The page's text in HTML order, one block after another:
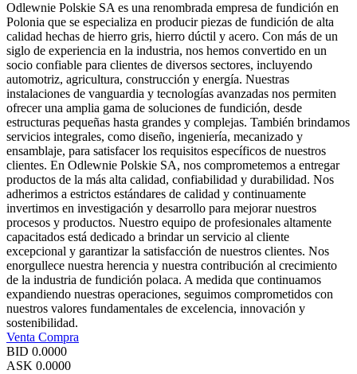
Odlewnie Polskie SA es una renombrada empresa de fundición en
Polonia que se especializa en producir piezas de fundición de alta
calidad hechas de hierro gris, hierro dúctil y acero. Con más de un
siglo de experiencia en la industria, nos hemos convertido en un
socio confiable para clientes de diversos sectores, incluyendo
automotriz, agricultura, construcción y energía. Nuestras
instalaciones de vanguardia y tecnologías avanzadas nos permiten
ofrecer una amplia gama de soluciones de fundición, desde
estructuras pequeñas hasta grandes y complejas. También brindamos
servicios integrales, como diseño, ingeniería, mecanizado y
ensamblaje, para satisfacer los requisitos específicos de nuestros
clientes. En Odlewnie Polskie SA, nos comprometemos a entregar
productos de la más alta calidad, confiabilidad y durabilidad. Nos
adherimos a estrictos estándares de calidad y continuamente
invertimos en investigación y desarrollo para mejorar nuestros
procesos y productos. Nuestro equipo de profesionales altamente
capacitados está dedicado a brindar un servicio al cliente
excepcional y garantizar la satisfacción de nuestros clientes. Nos
enorgullece nuestra herencia y nuestra contribución al crecimiento
de la industria de fundición polaca. A medida que continuamos
expandiendo nuestras operaciones, seguimos comprometidos con
nuestros valores fundamentales de excelencia, innovación y
sostenibilidad.
Venta Compra
BID 0.0000
ASK 0.0000